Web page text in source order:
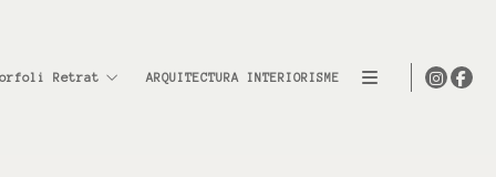
Retrat ARQUITECTURA INTERIORISME